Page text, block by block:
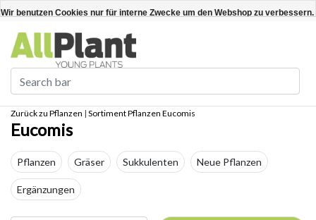
Kundenkonto anlegen / anmelden Deutsch
Zurück zu Pflanzen | SortimentPflanzen Eucomis
Eucomis
Pflanzen Gräser Sukkulenten Neue Pflanzen
Ergänzungen
Wir benutzen Cookies nur für interne Zwecke um den Webshop zu